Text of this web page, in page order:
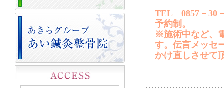
TEL 0857－30
予約制。
※施術中など、
す。伝言メッセ
かけ直しさせて